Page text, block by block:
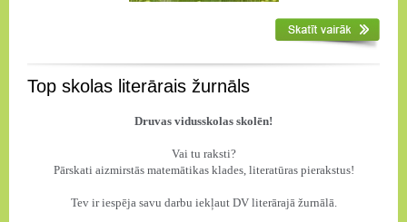
Top skolas literārais žurnāls
Druvas vidusskolas skolēn!
Vai tu raksti?
Pārskati aizmirstās matemātikas klades, literatūras pierakstus!
Tev ir iespēja savu darbu iekļaut DV literārajā žurnālā.